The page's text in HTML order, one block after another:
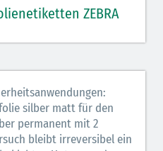
PolyPro 3000T
permanent
permanent
matt 8000T permanent
ZEBRA
silber matt für den
permanent mit 2
bleibt irreversibel ein